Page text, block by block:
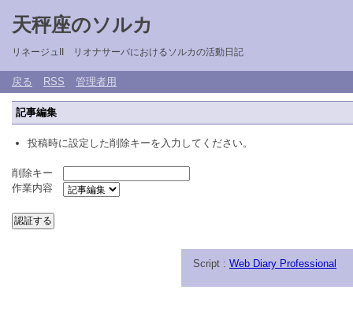
天秤座のソルカ
リネージュII リオナサーバにおけるソルカの活動日記
戻る RSS 管理者用
記事編集
投稿時に設定した削除キーを入力してください。
削除キー
作業内容
Script : Web Diary Professional